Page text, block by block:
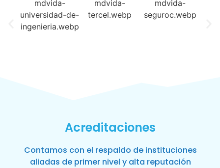
Acreditaciones
Contamos con el respaldo de instituciones
aliadas de primer nivel y alta reputación